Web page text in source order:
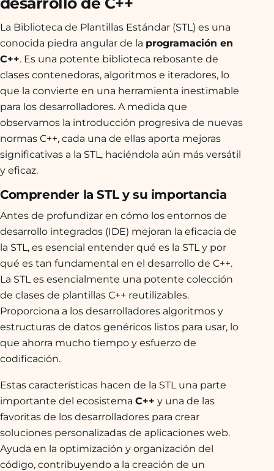
La Biblioteca de Plantillas Estándar (STL) es una
conocida piedra angular de la programación en
C++. Es una potente biblioteca rebosante de
clases contenedoras, algoritmos e iteradores, lo
que la convierte en una herramienta inestimable
para los desarrolladores. A medida que
observamos la introducción progresiva de nuevas
normas C++, cada una de ellas aporta mejoras
significativas a la STL, haciéndola aún más versátil
y eficaz.
Comprender la STL y su importancia
Antes de profundizar en cómo los entornos de
desarrollo integrados (IDE) mejoran la eficacia de
la STL, es esencial entender qué es la STL y por
qué es tan fundamental en el desarrollo de C++.
La STL es esencialmente una potente colección
de clases de plantillas C++ reutilizables.
Proporciona a los desarrolladores algoritmos y
estructuras de datos genéricos listos para usar, lo
que ahorra mucho tiempo y esfuerzo de
codificación.
Estas características hacen de la STL una parte
importante del ecosistema C++ y una de las
favoritas de los desarrolladores para crear
soluciones personalizadas de aplicaciones web.
Ayuda en la optimización y organización del
código, contribuyendo a la creación de un